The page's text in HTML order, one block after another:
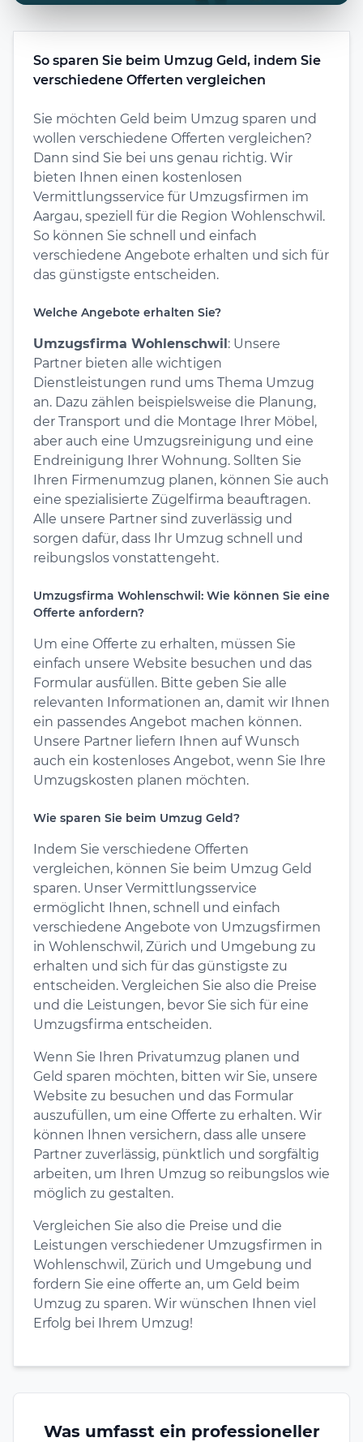
So sparen Sie beim Umzug Geld, indem Sie
verschiedene Offerten vergleichen
Sie möchten Geld beim Umzug sparen und
wollen verschiedene Offerten vergleichen?
Dann sind Sie bei uns genau richtig. Wir
bieten Ihnen einen kostenlosen
Vermittlungsservice für Umzugsfirmen im
Aargau, speziell für die Region Wohlenschwil.
So können Sie schnell und einfach
verschiedene Angebote erhalten und sich für
das günstigste entscheiden.
Welche Angebote erhalten Sie?
Umzugsfirma Wohlenschwil: Unsere
Partner bieten alle wichtigen
Dienstleistungen rund ums Thema Umzug
an. Dazu zählen beispielsweise die Planung,
der Transport und die Montage Ihrer Möbel,
aber auch eine Umzugsreinigung und eine
Endreinigung Ihrer Wohnung. Sollten Sie
Ihren Firmenumzug planen, können Sie auch
eine spezialisierte Zügelfirma beauftragen.
Alle unsere Partner sind zuverlässig und
sorgen dafür, dass Ihr Umzug schnell und
reibungslos vonstattengeht.
Umzugsfirma Wohlenschwil: Wie können Sie eine
Offerte anfordern?
Um eine Offerte zu erhalten, müssen Sie
einfach unsere Website besuchen und das
Formular ausfüllen. Bitte geben Sie alle
relevanten Informationen an, damit wir Ihnen
ein passendes Angebot machen können.
Unsere Partner liefern Ihnen auf Wunsch
auch ein kostenloses Angebot, wenn Sie Ihre
Umzugskosten planen möchten.
Wie sparen Sie beim Umzug Geld?
Indem Sie verschiedene Offerten
vergleichen, können Sie beim Umzug Geld
sparen. Unser Vermittlungsservice
ermöglicht Ihnen, schnell und einfach
verschiedene Angebote von Umzugsfirmen
in Wohlenschwil, Zürich und Umgebung zu
erhalten und sich für das günstigste zu
entscheiden. Vergleichen Sie also die Preise
und die Leistungen, bevor Sie sich für eine
Umzugsfirma entscheiden.
Wenn Sie Ihren Privatumzug planen und
Geld sparen möchten, bitten wir Sie, unsere
Website zu besuchen und das Formular
auszufüllen, um eine Offerte zu erhalten. Wir
können Ihnen versichern, dass alle unsere
Partner zuverlässig, pünktlich und sorgfältig
arbeiten, um Ihren Umzug so reibungslos wie
möglich zu gestalten.
Vergleichen Sie also die Preise und die
Leistungen verschiedener Umzugsfirmen in
Wohlenschwil, Zürich und Umgebung und
fordern Sie eine offerte an, um Geld beim
Umzug zu sparen. Wir wünschen Ihnen viel
Erfolg bei Ihrem Umzug!
Was umfasst ein professioneller